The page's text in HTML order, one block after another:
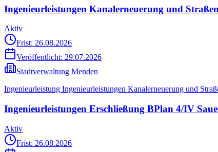
Ingenieurleistungen Kanalerneuerung und
Aktiv
Frist: 26.08.2026
Veröffentlicht: 29.07.2026
Stadtverwaltung Menden
Ingenieurleistung Ingenieurleistungen Kanalerneuerung und
Ingenieurleistungen Erschließung BPlan 4/IV
Aktiv
Frist: 26.08.2026